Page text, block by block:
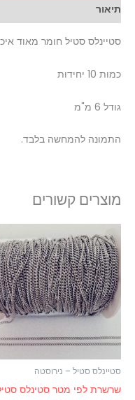
תיאור
סטיינלס סטיל חומר מאוד
כמות 10 יחידות
גודל 6 מ"מ
התמונה להמחשה בלבד.
מוצרים קשורים
סטיינלס סטיל – נירוסטה
שרשרת לפי מטר סטינלס